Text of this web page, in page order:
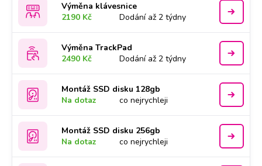
Výměna klávesnice
2190 Kč
Dodání až 2 týdny
Výměna TrackPad
2490 Kč
Dodání až 2 týdny
Montáž SSD disku 128gb
Na dotaz
co nejrychleji
Montáž SSD disku 256gb
Na dotaz
co nejrychleji